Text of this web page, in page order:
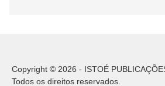
Copyright © 2026 - ISTOÉ
Todos os direitos reservados.